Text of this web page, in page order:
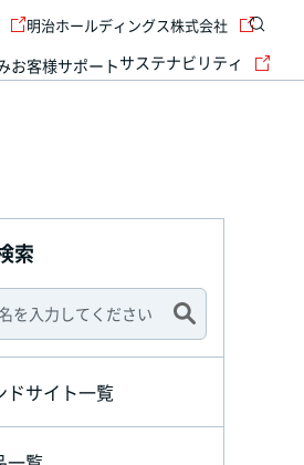
お客様サポートサステナビリティ
明治ホールディングス株式会社
索
ドサイト一覧